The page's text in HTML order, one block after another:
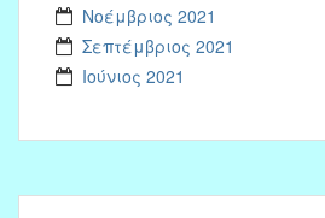
Νοέμβριος 2021
Σεπτέμβριος 2021
Ιούνιος 2021